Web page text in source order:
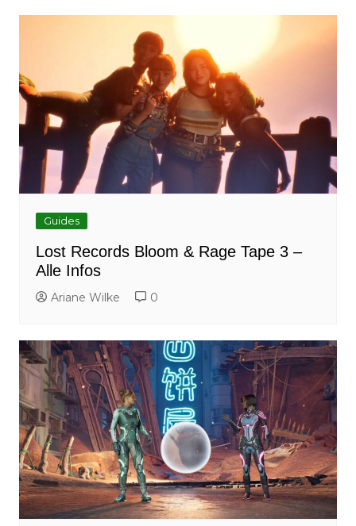
Guides
Lost Records Bloom & Rage Tape 3 –
Alle Infos
Ariane Wilke 0